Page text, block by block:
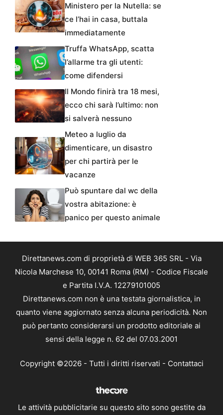
Ministero per la Nutella: se
ce l’hai in casa, buttala
immediatamente
Truffa WhatsApp, scatta
l’allarme tra gli utenti:
come difendersi
Il Mondo finirà tra 18 mesi,
ecco chi sarà l’ultimo: non
si salverà nessuno
Meteo a luglio da
dimenticare, un disastro
per chi partirà per le
vacanze
Può spuntare dal wc della
vostra abitazione: è
panico per questo animale
Direttanews.com di proprietà di WEB 365 SRL - Via
Nicola Marchese 10, 00141 Roma (RM) - Codice Fiscale
e Partita I.V.A. 12279101005
Direttanews.com non è una testata giornalistica, in
quanto viene aggiornato senza alcuna periodicità. Non
può pertanto considerarsi un prodotto editoriale ai
sensi della legge n. 62 del 07.03.2001
Copyright ©2026 - Tutti i diritti riservati - Contattaci
Le attività pubblicitarie su questo sito sono gestite da